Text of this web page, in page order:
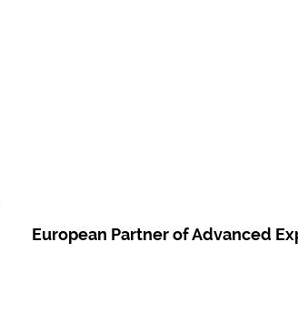
European Partner of Advanced